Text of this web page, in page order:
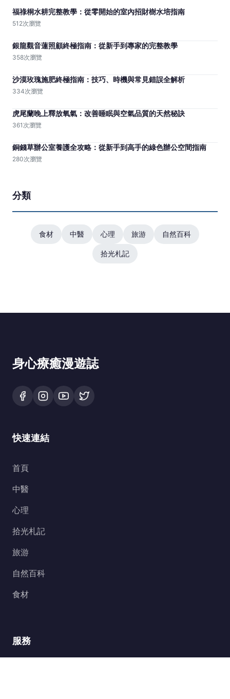
福祿桐水耕完整教學：從零開始的室內招財樹水培指南
512次瀏覽
銀龍觀音蓮照顧終極指南：從新手到專家的完整教學
358次瀏覽
沙漠玫瑰施肥終極指南：技巧、時機與常見錯誤全解析
334次瀏覽
虎尾蘭晚上釋放氧氣：改善睡眠與空氣品質的天然秘訣
361次瀏覽
銅錢草辦公室養護全攻略：從新手到高手的綠色辦公空間指南
280次瀏覽
分類
食材 中醫 心理 旅游 自然百科
拾光札記
身心療癒漫遊誌
快速連結
首頁
中醫
心理
拾光札記
旅游
自然百科
食材
服務